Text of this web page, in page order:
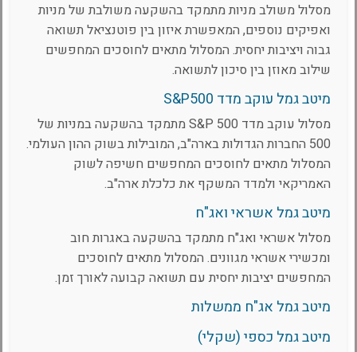
מסלול משולב מניות מתמקד בהשקעה משולבת של מניות
ואפיקים נוספים, המאפשרת איזון בין פוטנציאל תשואה
גבוה ויציבות יחסית. המסלול מתאים לחוסכים המחפשים
שילוב מאוזן בין סיכון לתשואה.
מיטב גמל עוקב מדד S&P500
מסלול עוקב מדד S&P 500 מתמקד בהשקעה במניות של
500 החברות הגדולות בארה"ב, המובילות בשוק ההון העולמי.
המסלול מתאים לחוסכים המחפשים חשיפה לשוק
האמריקאי ולמדד המשקף את כלכלת ארה"ב.
מיטב גמל אשראי ואג"ח
מסלול אשראי ואג"ח מתמקד בהשקעה באגרות חוב
ומכשירי אשראי מגוונים. המסלול מתאים לחוסכים
המחפשים יציבות יחסית עם תשואה קבועה לאורך זמן.
מיטב גמל אג"ח ממשלות
מיטב גמל כספי (שקלי)